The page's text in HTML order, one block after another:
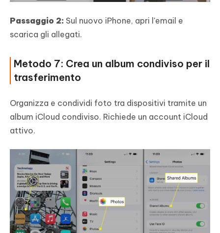
Passaggio 2: Sul nuovo iPhone, apri l'email e
scarica gli allegati.
Metodo 7: Crea un album condiviso per il
trasferimento
Organizza e condividi foto tra dispositivi tramite un
album iCloud condiviso. Richiede un account iCloud
attivo.